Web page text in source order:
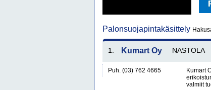
Palonsuojapintakäsittely
1. Kumart Oy NASTOLA
Puh. (03) 762 4665
Kumart
valmiit